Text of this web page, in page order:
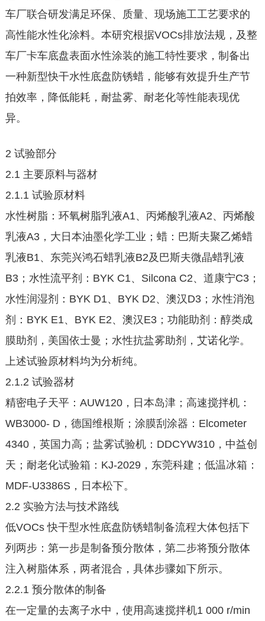
车厂联合研发满足环保、质量、现场施工工艺要求的
高性能水性化涂料。本研究根据VOCs排放法规，及整
车厂卡车底盘表面水性涂装的施工特性要求，制备出
一种新型快干水性底盘防锈蜡，能够有效提升生产节
拍效率，降低能耗，耐盐雾、耐老化等性能表现优
异。
2 试验部分
2.1 主要原料与器材
2.1.1 试验原材料
水性树脂：环氧树脂乳液A1、丙烯酸乳液A2、丙烯酸
乳液A3，大日本油墨化学工业；蜡：巴斯夫聚乙烯蜡
乳液B1、东莞兴鸿石蜡乳液B2及巴斯夫微晶蜡乳液
B3；水性流平剂：BYK C1、Silcona C2、道康宁C3；
水性润湿剂：BYK D1、BYK D2、澳汉D3；水性消泡
剂：BYK E1、BYK E2、澳汉E3；功能助剂：醇类成
膜助剂，美国依士曼；水性抗盐雾助剂，艾诺化学。
上述试验原材料均为分析纯。
2.1.2 试验器材
精密电子天平：AUW120，日本岛津；高速搅拌机：
WB3000- D，德国维根斯；涂膜刮涂器：Elcometer
4340，英国力高；盐雾试验机：DDCYW310，中益创
天；耐老化试验箱：KJ-2029，东莞科建；低温冰箱：
MDF-U3386S，日本松下。
2.2 实验方法与技术路线
低VOCs 快干型水性底盘防锈蜡制备流程大体包括下
列两步：第一步是制备预分散体，第二步将预分散体
注入树脂体系，两者混合，具体步骤如下所示。
2.2.1 预分散体的制备
在一定量的去离子水中，使用高速搅拌机1 000 r/min